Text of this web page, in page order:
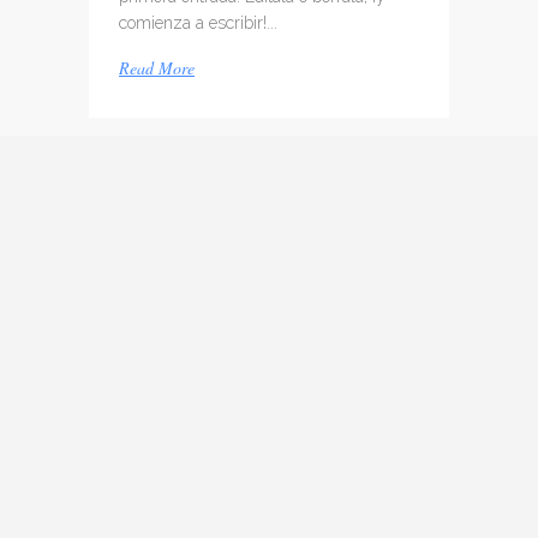
comienza a escribir!...
Read More